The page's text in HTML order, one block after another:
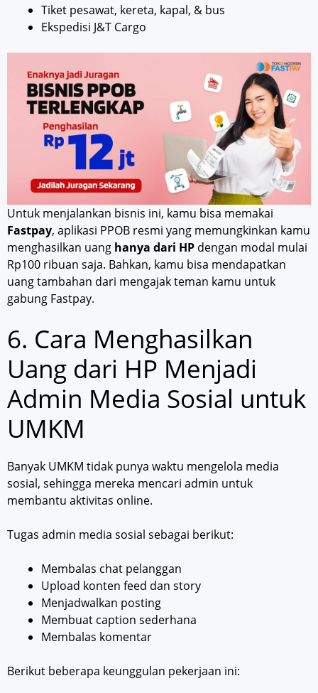
Tiket pesawat, kereta, kapal, & bus
Ekspedisi J&T Cargo
Untuk menjalankan bisnis ini, kamu bisa memakai
Fastpay, aplikasi PPOB resmi yang memungkinkan kamu
menghasilkan uang hanya dari HP dengan modal mulai
Rp100 ribuan saja. Bahkan, kamu bisa mendapatkan
uang tambahan dari mengajak teman kamu untuk
gabung Fastpay.
6. Cara Menghasilkan
Uang dari HP Menjadi
Admin Media Sosial untuk
UMKM
Banyak UMKM tidak punya waktu mengelola media
sosial, sehingga mereka mencari admin untuk
membantu aktivitas online.
Tugas admin media sosial sebagai berikut:
Membalas chat pelanggan
Upload konten feed dan story
Menjadwalkan posting
Membuat caption sederhana
Membalas komentar
Berikut beberapa keunggulan pekerjaan ini: